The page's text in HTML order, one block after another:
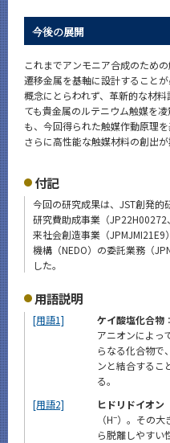
今後の展開
これまでアンモニア合成のため
遷移金属を基軸に設計すること
概念にとらわれず、革新的な材
ても貴金属のルテニウム触媒を
も、今回得られた触媒作動原理
さらに高性能な触媒材料の創出が
付記
今回の研究成果は、JST創発的
研究費助成事業（
来社会創造事業（
機構（NEDO）の委託業務（
した。
用語説明
[用語1] ケイ酸塩化合物
アニオンによっ
らなる化合物で
ンと結合するこ
る。
[用語2]
ヒドリドイオン
（H−）。その大
ら脱離しやすい